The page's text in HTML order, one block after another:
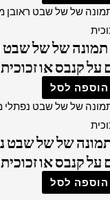
קנבס או זכוכית
הוספה לסל
קנבס או זכוכית
הוספה לסל